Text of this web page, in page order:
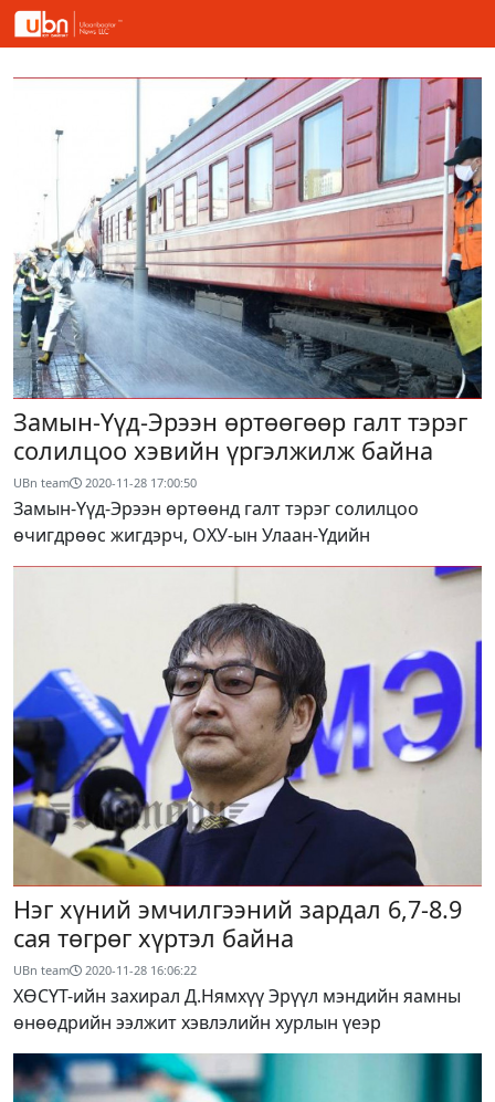
Замын-Үүд-Эрээн өртөөгөөр галт тэрэг
солилцоо хэвийн үргэлжилж байна
UBn team 2020-11-28 17:00:50
Замын-Үүд-Эрээн өртөөнд галт тэрэг солилцоо
өчигдрөөс жигдэрч, ОХУ-ын Улаан-Үдийн
Нэг хүний эмчилгээний зардал 6,7-8.9
сая төгрөг хүртэл байна
UBn team 2020-11-28 16:06:22
ХӨСҮТ-ийн захирал Д.Нямхүү Эрүүл мэндийн яамны
өнөөдрийн ээлжит хэвлэлийн хурлын үеэр